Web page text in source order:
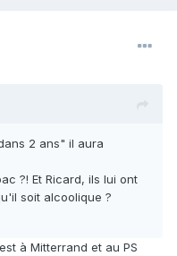
2 ans" il aura
?! Et Ricard, ils lui ont
soit alcoolique ?
à Mitterrand et au PS